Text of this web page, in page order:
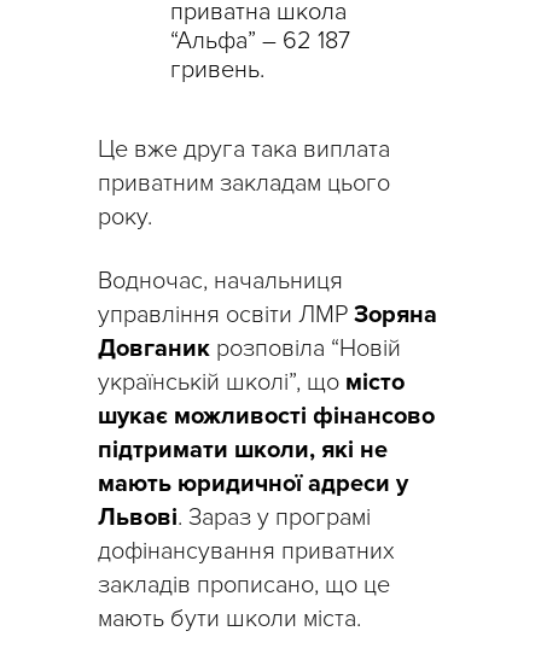
приватна школа
“Альфа” – 62 187
гривень.
Це вже друга така виплата
приватним закладам цього
року.
Водночас, начальниця
управління освіти ЛМР Зоряна
Довганик розповіла “Новій
українській школі”, що місто
шукає можливості фінансово
підтримати школи, які не
мають юридичної адреси у
Львові. Зараз у програмі
дофінансування приватних
закладів прописано, що це
мають бути школи міста.